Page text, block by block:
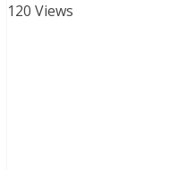
120 Views